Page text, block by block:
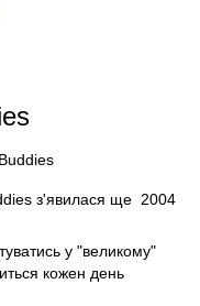
з'явилася ще 2004
у "великому"
кожен день